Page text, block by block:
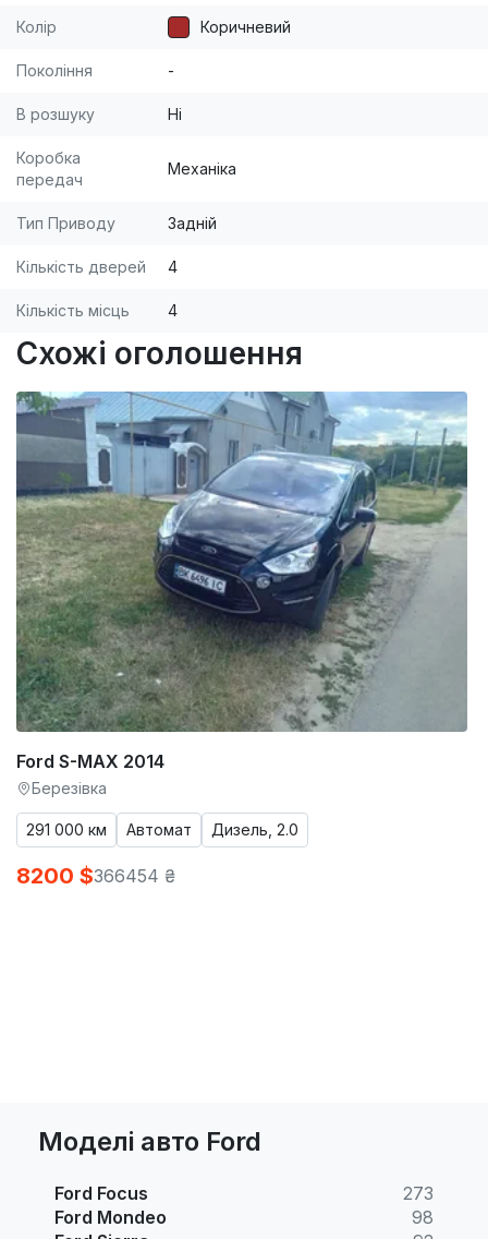
Колір Коричневий
Покоління -
В розшуку Ні
Коробка
передач
Механіка
Тип Приводу Задній
Кількість дверей 4
Кількість місць 4
Схожі оголошення
Ford S-MAX 2014
Березівка
291 000 км Автомат Дизель, 2.0
8200 $366454 ₴
Моделі авто Ford
Ford Focus
273
Ford Mondeo
98